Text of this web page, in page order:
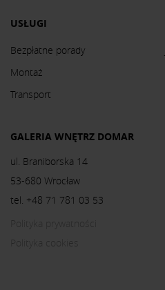
USŁUGI
Bezpłatne porady
Montaż
Transport
GALERIA WNĘTRZ DOMAR
ul. Braniborska 14
53-680 Wrocław
tel. +48 71 781 03 53